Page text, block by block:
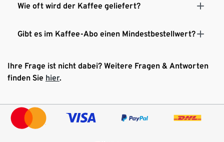
Wie oft wird der Kaffee geliefert?
Gibt es im Kaffee-Abo einen Mindestbestellwert?
Ihre Frage ist nicht dabei? Weitere Fragen & Antworten
finden Sie hier.